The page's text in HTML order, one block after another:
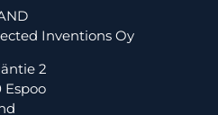
Inventions Oy
2
Espoo